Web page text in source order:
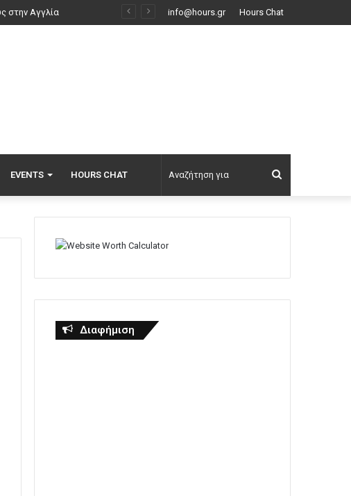
info@hours.gr Hours Chat
EVENTS HOURS CHAT
για
Διαφήμιση